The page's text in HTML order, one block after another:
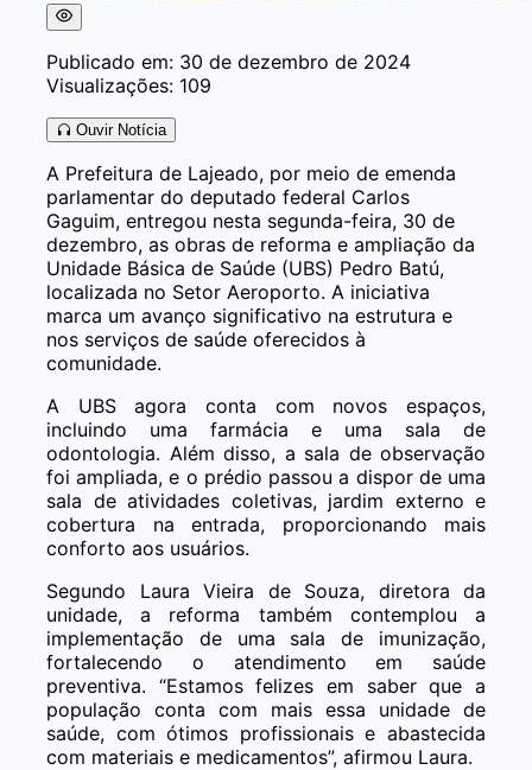
Publicado em: 30 de dezembro de 2024
Visualizações: 109
Ouvir Notícia
A Prefeitura de Lajeado, por meio de emenda
parlamentar do deputado federal Carlos
Gaguim, entregou nesta segunda-feira, 30 de
dezembro, as obras de reforma e ampliação da
Unidade Básica de Saúde (UBS) Pedro Batú,
localizada no Setor Aeroporto. A iniciativa
marca um avanço significativo na estrutura e
nos serviços de saúde oferecidos à
comunidade.
A UBS agora conta com novos espaços,
incluindo uma farmácia e uma sala de
odontologia. Além disso, a sala de observação
foi ampliada, e o prédio passou a dispor de uma
sala de atividades coletivas, jardim externo e
cobertura na entrada, proporcionando mais
conforto aos usuários.
Segundo Laura Vieira de Souza, diretora da
unidade, a reforma também contemplou a
implementação de uma sala de imunização,
fortalecendo o atendimento em saúde
preventiva. “Estamos felizes em saber que a
população conta com mais essa unidade de
saúde, com ótimos profissionais e abastecida
com materiais e medicamentos”, afirmou Laura.